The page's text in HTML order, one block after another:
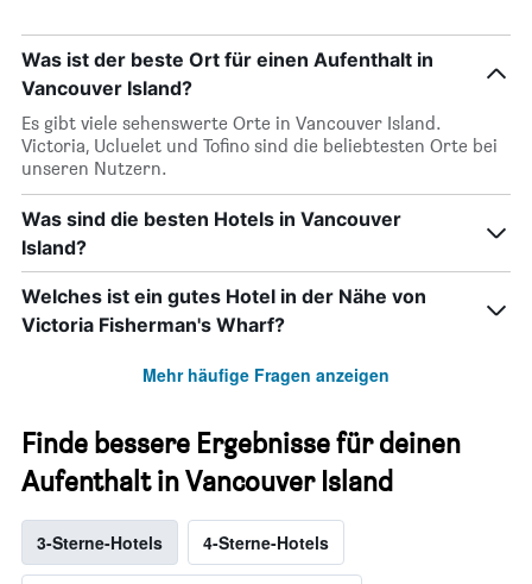
Was ist der beste Ort für einen Aufenthalt in
Vancouver Island?
Es gibt viele sehenswerte Orte in Vancouver Island.
Victoria, Ucluelet und Tofino sind die beliebtesten Orte bei
unseren Nutzern.
Was sind die besten Hotels in Vancouver
Island?
Welches ist ein gutes Hotel in der Nähe von
Victoria Fisherman's Wharf?
Mehr häufige Fragen anzeigen
Finde bessere Ergebnisse für deinen
Aufenthalt in Vancouver Island
3-Sterne-Hotels 4-Sterne-Hotels